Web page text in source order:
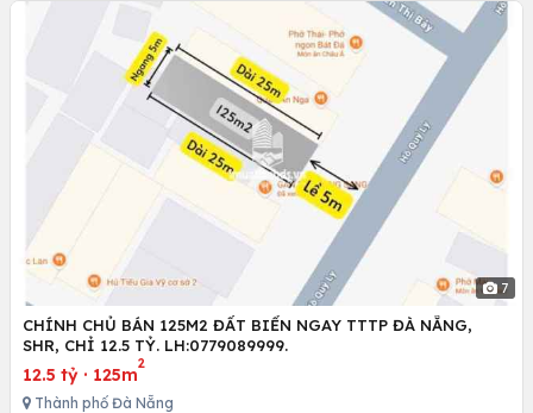
7
CHÍNH CHỦ BÁN 125M2 ĐẤT BIỂN NGAY TTTP ĐÀ NẴNG,
SHR, CHỈ 12.5 TỶ. LH:0779089999.
12.5 tỷ · 125m
2
Thành phố Đà Nẵng